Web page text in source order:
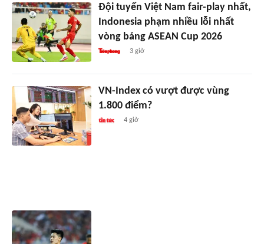
Đội tuyển Việt Nam fair-play nhất,
Indonesia phạm nhiều lỗi nhất
vòng bảng ASEAN Cup 2026
3 giờ
VN-Index có vượt được vùng
1.800 điểm?
4 giờ